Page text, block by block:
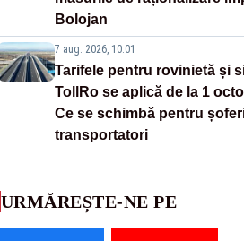
Bolojan
7 aug. 2026, 10:01
Tarifele pentru rovinietă și
TollRo se aplică de la 1
Ce se schimbă pentru
transportatori
URMĂREȘTE-NE PE